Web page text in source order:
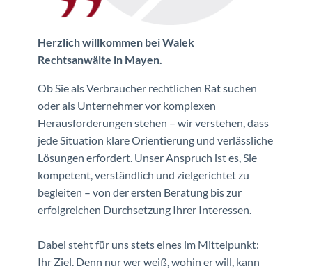
Herzlich willkommen bei Walek
Rechtsanwälte in Mayen.
Ob Sie als Verbraucher rechtlichen Rat suchen
oder als Unternehmer vor komplexen
Herausforderungen stehen – wir verstehen, dass
jede Situation klare Orientierung und verlässliche
Lösungen erfordert. Unser Anspruch ist es, Sie
kompetent, verständlich und zielgerichtet zu
begleiten – von der ersten Beratung bis zur
erfolgreichen Durchsetzung Ihrer Interessen.
Dabei steht für uns stets eines im Mittelpunkt:
Ihr Ziel. Denn nur wer weiß, wohin er will, kann